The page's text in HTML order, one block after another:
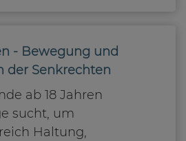
- Bewegung und
der Senkrechten
ab 18 Jahren
sucht, um
Haltung,